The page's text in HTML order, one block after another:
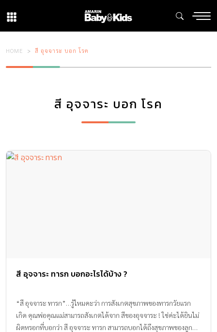
HOME สี อุจจาระ บอก โรค
สี อุจจาระ บอก โรค
สี อุจจาระ ทารก บอกอะไรได้บ้าง ?
“สี อุจจาระ ทารก”…รู้ไหมคะว่า การสังเกตสุขภาพของทารกวัยแรก
เกิด คุณพ่อคุณแม่สามารถสังเกตได้จาก สีของอุจจาระ ! ใช่ค่ะได้ยินไม่
ผิดหรอกที่บอกว่า สี อุจจาระ ทารก สามารถบอกได้ถึงสุขภาพของลูก…